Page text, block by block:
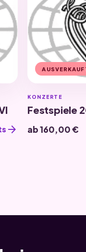
arrow_forward
KONZERTE
Festspiele
ab 160,00 €